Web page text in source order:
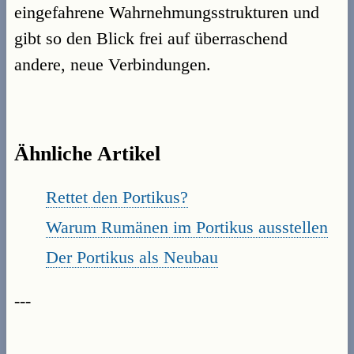
eingefahrene Wahrnehmungsstrukturen und
gibt so den Blick frei auf überraschend
andere, neue Verbindungen.
Ähnliche Artikel
Rettet den Portikus?
Warum Rumänen im Portikus ausstellen
Der Portikus als Neubau
---